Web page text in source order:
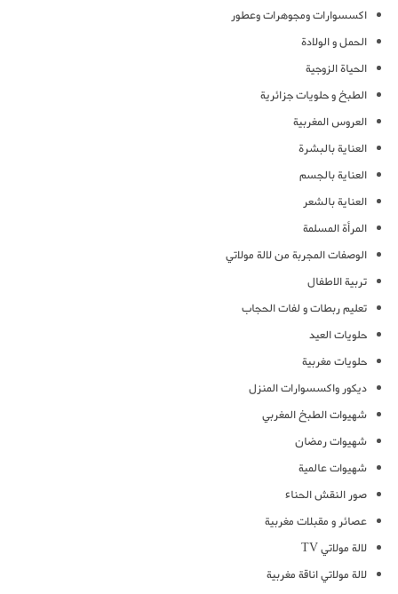
اكسسوارات ومجوهرات وعطور
الحمل و الولادة
الحياة الزوجية
الطبخ و حلويات جزائرية
العروس المغربية
العناية بالبشرة
العناية بالجسم
العناية بالشعر
المرأة المسلمة
الوصفات المجربة من لالة مولاتي
تربية الاطفال
تعليم ربطات و لفات الحجاب
حلويات العيد
حلويات مغربية
ديكور واكسسوارات المنزل
شهيوات الطبخ المغربي
شهيوات رمضان
شهيوات عالمية
صور النقش الحناء
عصائر و مقبلات مغربية
لالة مولاتي TV
لالة مولاتي اناقة مغربية